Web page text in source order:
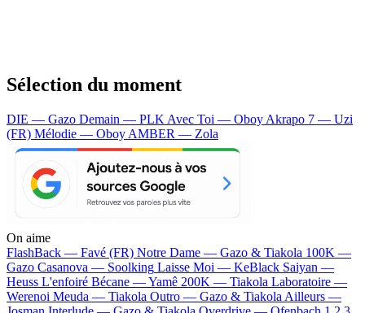
Sélection du moment
DIE — Gazo Demain — PLK Avec Toi — Oboy Akrapo 7 — Uzi
(FR) Mélodie — Oboy AMBER — Zola
On aime
FlashBack — Favé (FR) Notre Dame — Gazo & Tiakola 100K —
Gazo Casanova — Soolking Laisse Moi — KeBlack Saiyan —
Heuss L'enfoiré Bécane —Yamê 200K — Tiakola Laboratoire —
Werenoi Meuda — Tiakola Outro — Gazo & Tiakola Ailleurs —